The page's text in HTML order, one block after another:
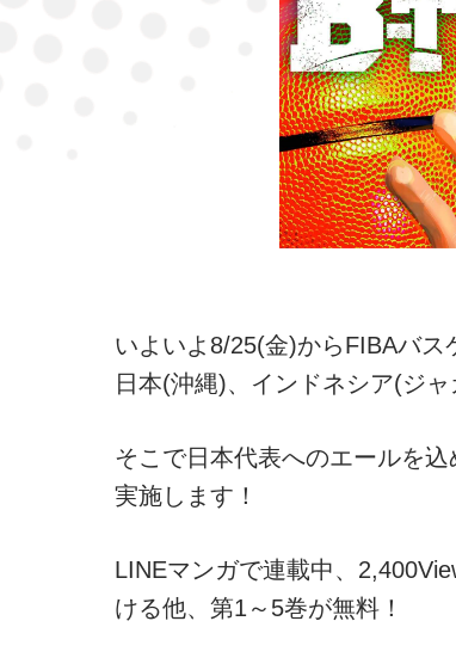
いよいよ8/25(金)からFIBAバス
日本(沖縄)、インドネシア(ジ
そこで日本代表へのエールを
実施します！
LINEマンガで連載中、
ける他、第1～5巻が無料！